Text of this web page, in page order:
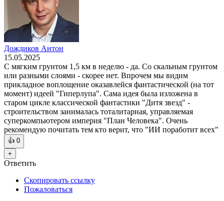
Дождиков Антон
15.05.2025
С мягким грунтом 1,5 км в неделю - да. Со скальным грунтом
или разными слоями - скорее нет. Впрочем мы видим
прикладное воплощение оказавлейся фантастической (на тот
момент) идеей "Гиперлупа". Сама идея была изложена в
старом цикле классической фантастики "Дитя звезд" -
строительством занималась тоталитарная, управляемая
суперкомпьютером империя "План Человека". Очень
рекомендую почитать тем кто верит, что "ИИ поработит всех"
👍 0
+
Ответить
Скопировать ссылку
Пожаловаться